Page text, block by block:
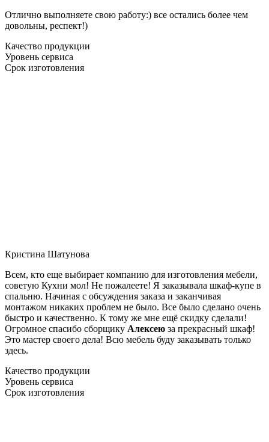
Отлично выполняете свою работу:) все остались более чем
довольны, респект!)
Качество продукции
Уровень сервиса
Срок изготовления
Кристина Шатунова
Всем, кто еще выбирает компанию для изготовления мебели,
советую Кухни мол! Не пожалеете! Я заказывала шкаф-купе в
спальню. Начиная с обсуждения заказа и заканчивая
монтажом никаких проблем не было. Все было сделано очень
быстро и качественно. К тому же мне ещё скидку сделали!
Огромное спасибо сборщику Алексею за прекрасный шкаф!
Это мастер своего дела! Всю мебель буду заказывать только
здесь.
Качество продукции
Уровень сервиса
Срок изготовления